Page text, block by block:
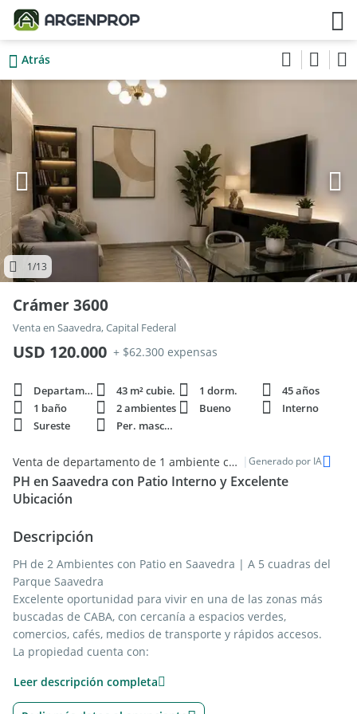
Atrás
1/13
Crámer 3600
Venta en Saavedra, Capital Federal
USD 120.000 + $62.300 expensas
Departamento 43 m² cubie. 1 dorm.
45 años
1 baño
2 ambientes Bueno
Interno
Sureste
Per. mascota
Venta de departamento de 1 ambiente con patio en Saavedra | Generado por IA
PH en Saavedra con Patio Interno y Excelente
Ubicación
Descripción
PH de 2 Ambientes con Patio en Saavedra | A 5 cuadras del
Parque Saavedra
Excelente oportunidad para vivir en una de las zonas más
buscadas de CABA, con cercanía a espacios verdes,
comercios, cafés, medios de transporte y rápidos accesos.
La propiedad cuenta con:
Cocina integrada
1 dormitorio
Leer descripción completa